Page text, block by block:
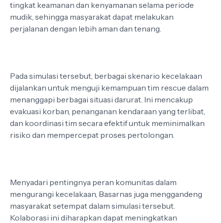
tingkat keamanan dan kenyamanan selama periode
mudik, sehingga masyarakat dapat melakukan
perjalanan dengan lebih aman dan tenang.
Pada simulasi tersebut, berbagai skenario kecelakaan
dijalankan untuk menguji kemampuan tim rescue dalam
menanggapi berbagai situasi darurat. Ini mencakup
evakuasi korban, penanganan kendaraan yang terlibat,
dan koordinasi tim secara efektif untuk meminimalkan
risiko dan mempercepat proses pertolongan.
Menyadari pentingnya peran komunitas dalam
mengurangi kecelakaan, Basarnas juga menggandeng
masyarakat setempat dalam simulasi tersebut.
Kolaborasi ini diharapkan dapat meningkatkan